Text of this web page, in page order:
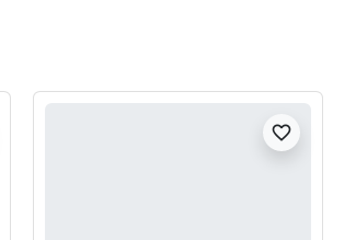
favorite_border